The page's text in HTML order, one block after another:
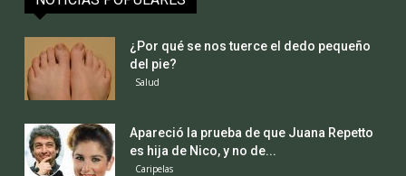
¿Por qué se nos tuerce el dedo pequeño
del pie?
Salud
Apareció la prueba de que Juana Repetto
es hija de Nico, y no de...
Caripelas